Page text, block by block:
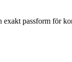
passform för